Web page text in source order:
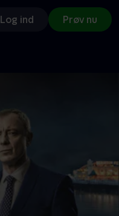
Log ind Prøv nu